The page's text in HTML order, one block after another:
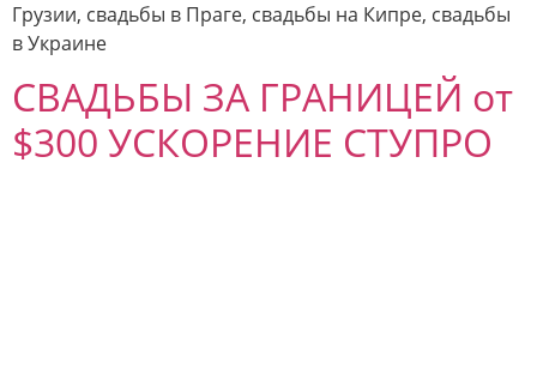
Грузии, свадьбы в Праге, свадьбы на Кипре, свадьбы
в Украине
СВАДЬБЫ ЗА ГРАНИЦЕЙ от
$300 УСКОРЕНИЕ СТУПРО